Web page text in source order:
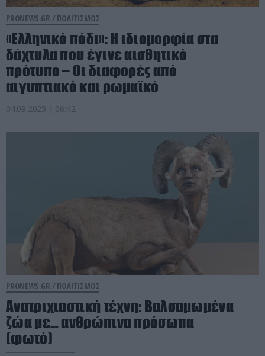
PRONEWS.GR / ΠΟΛΙΤΙΣΜΟΣ
«Ελληνικό πόδι»: Η ιδιομορφία στα
δάχτυλα που έγινε αισθητικό
πρότυπο – Oι διαφορές από
αιγυπτιακό και ρωμαϊκό
04.09.2025 | 06:42
PRONEWS.GR / ΠΟΛΙΤΙΣΜΟΣ
Ανατριχιαστική τέχνη: Βαλσαμωμένα
ζώα με… ανθρώπινα πρόσωπα
(φωτό)